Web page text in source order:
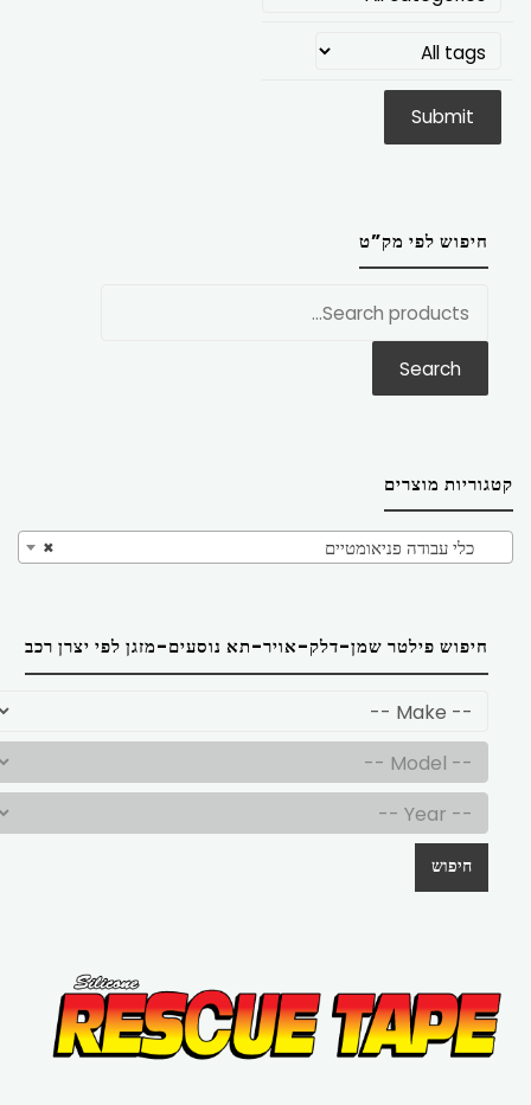
חיפוש לפי מק”ט
Search
קטגוריות מוצרים
× כלי עבודה פניאומטיים
חיפוש פילטר שמן-דלק-אויר-תא נוסעים-מזגן לפי יצרן רכב
חיפוש